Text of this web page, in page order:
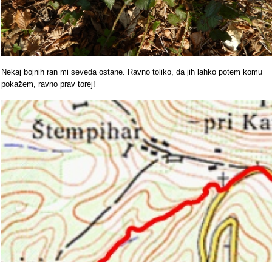
Nekaj bojnih ran mi seveda ostane. Ravno toliko, da jih lahko potem komu
pokažem, ravno prav torej!